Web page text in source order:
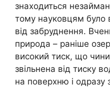
знаходиться
тому науковцям було
від забруднення.
природа – раніше
високий тиск, що
звільнена від тиску
на поверхню і